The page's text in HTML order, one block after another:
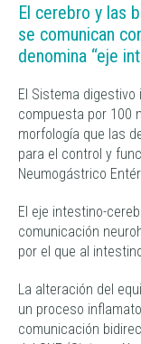
El cerebro y las
se comunican
denomina “eje
El Sistema
compuesta por 100
morfología que las
para el control y
Neumogástrico
El eje intestino-
comunicación
por el que al
La alteración del
un proceso
comunicación